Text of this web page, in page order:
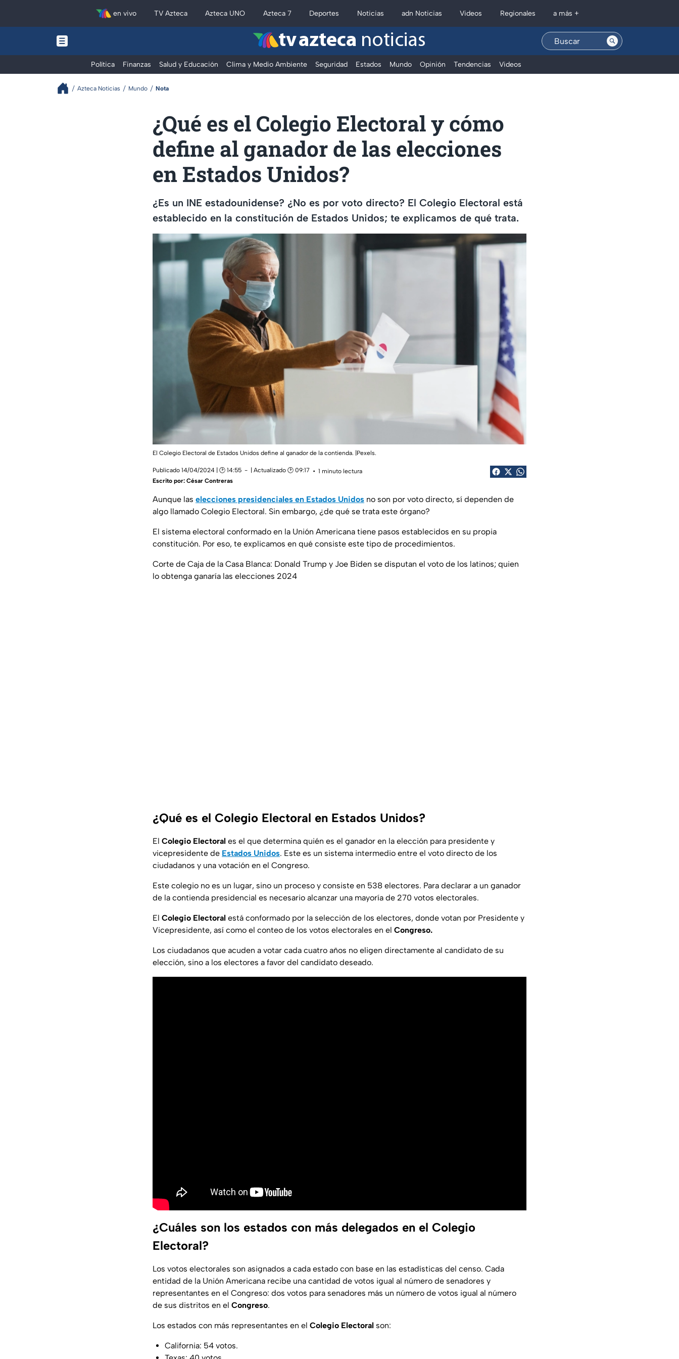
en vivo TV Azteca Azteca UNO Azteca 7 Deportes Noticias adn Noticias Videos Regionales a más +
tv azteca noticias
Política Finanzas Salud y Educación Clima y Medio Ambiente Seguridad Estados Mundo Opinión Tendencias Videos
Azteca Noticias Mundo Nota
¿Qué es el Colegio Electoral y cómo
define al ganador de las elecciones
en Estados Unidos?
¿Es un INE estadounidense? ¿No es por voto directo? El Colegio Electoral está
establecido en la constitución de Estados Unidos; te explicamos de qué trata.
El Colegio Electoral de Estados Unidos define al ganador de la contienda. |Pexels.
Publicado 14/04/2024 | 🕑 14:55 | Actualizado 🕑 09:17
1 minuto lectura
Escrito por: César Contreras
Aunque las elecciones presidenciales en Estados Unidos no son por voto directo, sí dependen de
algo llamado Colegio Electoral. Sin embargo, ¿de qué se trata este órgano?
El sistema electoral conformado en la Unión Americana tiene pasos establecidos en su propia
constitución. Por eso, te explicamos en qué consiste este tipo de procedimientos.
Corte de Caja de la Casa Blanca: Donald Trump y Joe Biden se disputan el voto de los latinos; quien
lo obtenga ganaría las elecciones 2024
¿Qué es el Colegio Electoral en Estados Unidos?
El Colegio Electoral es el que determina quién es el ganador en la elección para presidente y
vicepresidente de Estados Unidos. Este es un sistema intermedio entre el voto directo de los
ciudadanos y una votación en el Congreso.
Este colegio no es un lugar, sino un proceso y consiste en 538 electores. Para declarar a un ganador
de la contienda presidencial es necesario alcanzar una mayoría de 270 votos electorales.
El Colegio Electoral está conformado por la selección de los electores, donde votan por Presidente y
Vicepresidente, así como el conteo de los votos electorales en el Congreso.
Los ciudadanos que acuden a votar cada cuatro años no eligen directamente al candidato de su
elección, sino a los electores a favor del candidato deseado.
¿Cuáles son los estados con más delegados en el Colegio
Electoral?
Los votos electorales son asignados a cada estado con base en las estadísticas del censo. Cada
entidad de la Unión Americana recibe una cantidad de votos igual al número de senadores y
representantes en el Congreso: dos votos para senadores más un número de votos igual al número
de sus distritos en el Congreso.
Los estados con más representantes en el Colegio Electoral son:
California: 54 votos.